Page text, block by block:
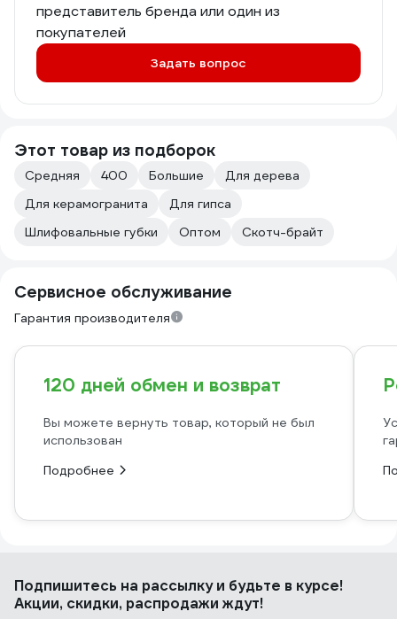
представитель бренда или один из
покупателей
Задать вопрос
Этот товар из подборок
Средняя 400 Большие
Для дерева
Для керамогранита
Для гипса
Шлифовальные губки
Оптом Скотч-брайт
Сервисное обслуживание
Гарантия производителя
120 дней обмен и возврат
Вы можете вернуть товар, который не был
использован
Подробнее
Подпишитесь на рассылкуи будьте в курсе!
Акции, скидки, распродажи ждут!